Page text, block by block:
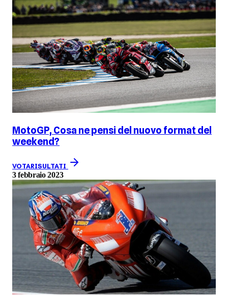
MotoGP, Cosa ne pensi del nuovo format del
weekend?
VOTARISULTATI
3 febbraio 2023